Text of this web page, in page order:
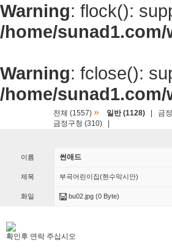
Warning: flock():
/home/
Warning: fclose():
/home/
전체 (1557) » 일반 (1128) 금
금정구청 (310)
이름 썬애드
제목 부곡어린이집(현수막시안)
화일 bu02.jpg (0 Byte)
확인후 연락 주십시오